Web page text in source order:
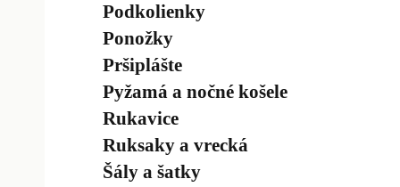
Podkolienky
Ponožky
Pršiplášte
Pyžamá a nočné košele
Rukavice
Ruksaky a vrecká
Šály a šatky